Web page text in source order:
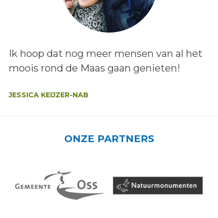
Lees het bericht:
Ik hoop dat nog meer mensen van al het
moois rond de Maas gaan genieten!
JESSICA KEIJZER-NAB
ONZE PARTNERS